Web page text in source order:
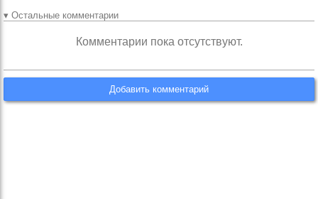
▾ Остальные комментарии
Комментарии пока отсутствуют.
Добавить комментарий